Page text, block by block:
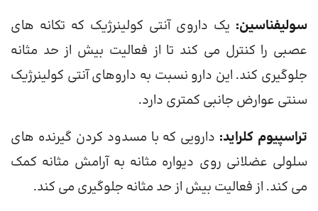
سولیفناسین: یک داروی آنتی کولینرژیک که تکانه های
عصبی را کنترل می کند تا از فعالیت بیش از حد مثانه
جلوگیری کند. این دارو نسبت به داروهای آنتی کولینرژیک
سنتی عوارض جانبی کمتری دارد.
تراسپیوم کلراید: دارویی که با مسدود کردن گیرنده های
سلولی عضلانی روی دیواره مثانه به آرامش مثانه کمک
می کند. از فعالیت بیش از حد مثانه جلوگیری می کند.